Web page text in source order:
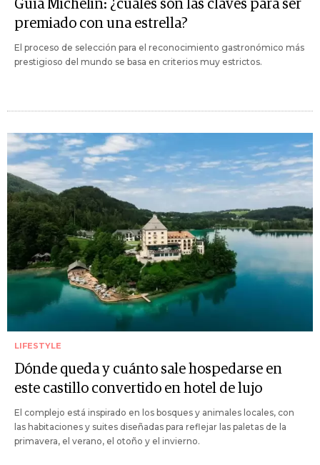
Guía Michelin: ¿cuáles son las claves para ser
premiado con una estrella?
El proceso de selección para el reconocimiento gastronómico más
prestigioso del mundo se basa en criterios muy estrictos.
LIFESTYLE
Dónde queda y cuánto sale hospedarse en
este castillo convertido en hotel de lujo
El complejo está inspirado en los bosques y animales locales, con
las habitaciones y suites diseñadas para reflejar las paletas de la
primavera, el verano, el otoño y el invierno.